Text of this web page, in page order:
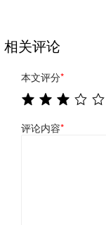
相关评论
本文评分*
评论内容*